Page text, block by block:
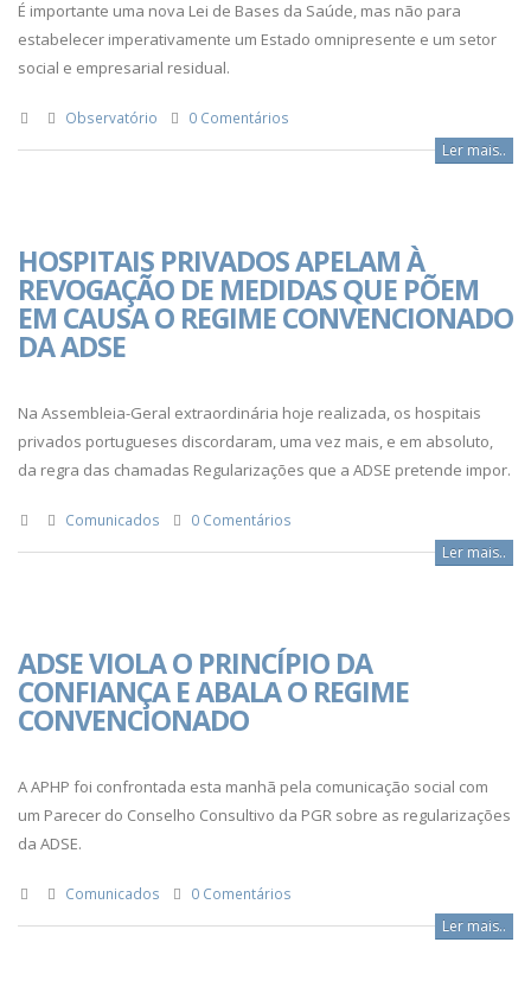
É importante uma nova Lei de Bases da Saúde, mas não para
estabelecer imperativamente um Estado omnipresente e um setor
social e empresarial residual.
Observatório 0 Comentários
Ler mais..
HOSPITAIS PRIVADOS APELAM À
REVOGAÇÃO DE MEDIDAS QUE PÕEM
EM CAUSA O REGIME CONVENCIONADO
DA ADSE
Na Assembleia-Geral extraordinária hoje realizada, os hospitais
privados portugueses discordaram, uma vez mais, e em absoluto,
da regra das chamadas Regularizações que a ADSE pretende impor.
Comunicados 0 Comentários
Ler mais..
ADSE VIOLA O PRINCÍPIO DA
CONFIANÇA E ABALA O REGIME
CONVENCIONADO
A APHP foi confrontada esta manhã pela comunicação social com
um Parecer do Conselho Consultivo da PGR sobre as regularizações
da ADSE.
Comunicados 0 Comentários
Ler mais..